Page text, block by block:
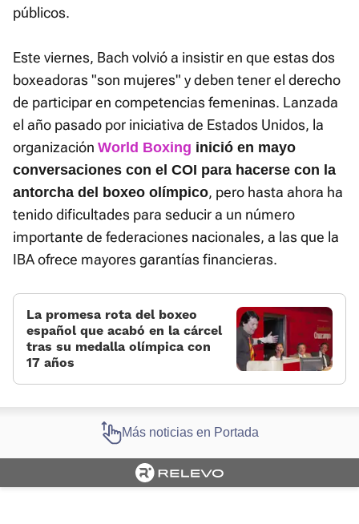
públicos.
Este viernes, Bach volvió a insistir en que estas dos
boxeadoras "son mujeres" y deben tener el derecho
de participar en competencias femeninas. Lanzada
el año pasado por iniciativa de Estados Unidos, la
organización World Boxing inició en mayo
conversaciones con el COI para hacerse con la
antorcha del boxeo olímpico, pero hasta ahora ha
tenido dificultades para seducir a un número
importante de federaciones nacionales, a las que la
IBA ofrece mayores garantías financieras.
La promesa rota del boxeo
español que acabó en la cárcel
tras su medalla olímpica con
17 años
Más noticias en Portada